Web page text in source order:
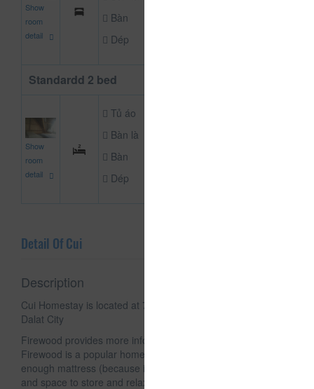
Show
room
detail
Bàn
Dép
Standardd 2 bed
Show
room
detail
Tủ áo
Bàn là
Bàn
Dép
Detail Of Cui
Description
Cui Homestay is located at 79 Trieu Viet Vuong, Ward 4,
Dalat City
Firewood provides more information for you to know:
Firewood is a popular homestay, so the room is small, just
enough mattress (because it is a floor, so there is no bed)
and space to store and relax inside.